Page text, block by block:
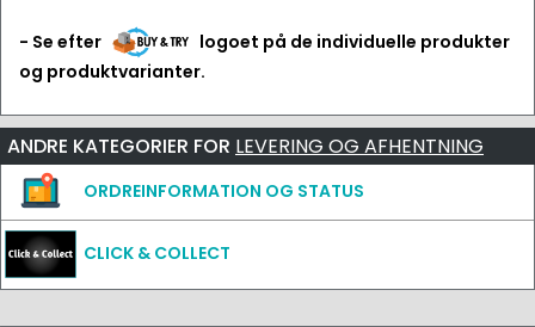
- Se efter
logoet på de individuelle produkter
og produktvarianter.
ANDRE KATEGORIER FOR LEVERING OG AFHENTNING
ORDREINFORMATION OG STATUS
CLICK & COLLECT